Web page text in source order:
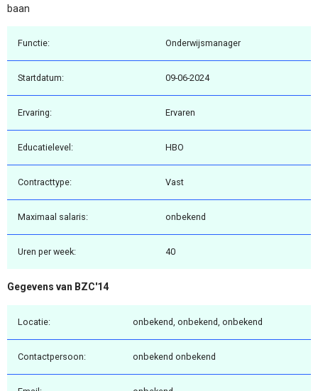
baan
Functie: Onderwijsmanager
Startdatum: 09-06-2024
Ervaring: Ervaren
Educatielevel: HBO
Contracttype: Vast
Maximaal salaris: onbekend
Uren per week: 40
Gegevens van BZC'14
Locatie: onbekend, onbekend, onbekend
Contactpersoon: onbekend onbekend